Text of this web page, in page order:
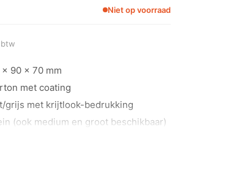
Niet op voorraad
x 90 x 70 mm
met coating
grijs met krijtlook-bedrukking
(ook medium en groot beschikbaar)